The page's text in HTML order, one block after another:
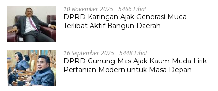
10 November 2025 5466 Lihat
DPRD Katingan Ajak Generasi Muda
Terlibat Aktif Bangun Daerah
16 September 2025 5448 Lihat
DPRD Gunung Mas Ajak Kaum Muda Lirik
Pertanian Modern untuk Masa Depan